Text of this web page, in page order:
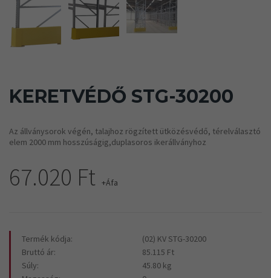
KERETVÉDŐ STG-30200
Az állványsorok végén, talajhoz rögzített ütközésvédő, térelválasztó
elem 2000 mm hosszúságig,duplasoros ikerállványhoz
67.020 Ft +Áfa
Termék kódja:
(02) KV STG-30200
Bruttó ár:
85.115 Ft
Súly:
45.80 kg